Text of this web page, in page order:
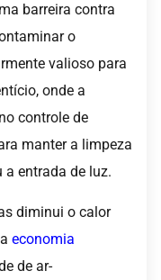
barreira contra
o
valioso para
onde a
controle de
manter a limpeza
entrada de luz.
diminui o calor
economia
de ar-